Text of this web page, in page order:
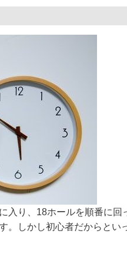
入り、18ホールを順番に回
。しかし初心者だからとい